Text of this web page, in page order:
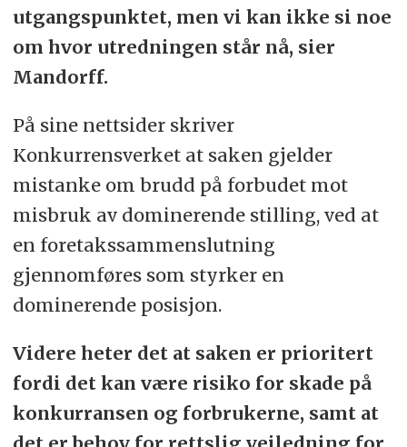
utgangspunktet, men vi kan ikke si noe
om hvor utredningen står nå, sier
Mandorff.
På sine nettsider skriver
Konkurrensverket at saken gjelder
mistanke om brudd på forbudet mot
misbruk av dominerende stilling, ved at
en foretakssammenslutning
gjennomføres som styrker en
dominerende posisjon.
Videre heter det at saken er prioritert
fordi det kan være risiko for skade på
konkurransen og forbrukerne, samt at